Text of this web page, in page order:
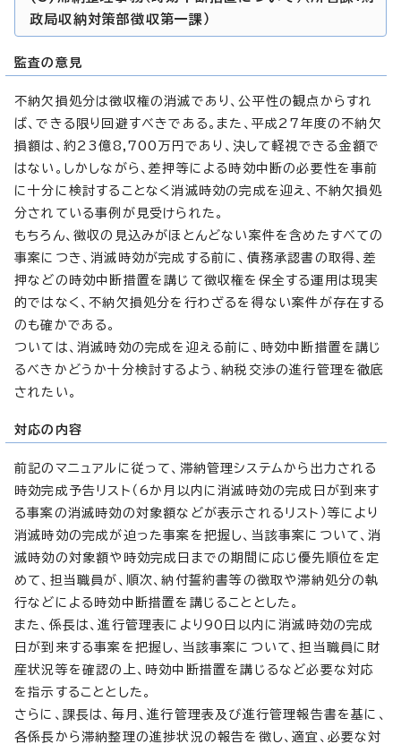
政局収納対策部徴収第一課）
監査の意見
不納欠損処分は徴収権の消滅であり、公平性の観点からすれ
ば、できる限り回避すべきである。また、平成27年度の不納欠
損額は、約23億8,700万円であり、決して軽視できる金額で
はない。しかしながら、差押等による時効中断の必要性を事前
に十分に検討することなく消滅時効の完成を迎え、不納欠損処
分されている事例が見受けられた。
もちろん、徴収の見込みがほとんどない案件を含めたすべての
事案につき、消滅時効が完成する前に、債務承認書の取得、差
押などの時効中断措置を講じて徴収権を保全する運用は現実
的ではなく、不納欠損処分を行わざるを得ない案件が存在する
のも確かである。
ついては、消滅時効の完成を迎える前に、時効中断措置を講じ
るべきかどうか十分検討するよう、納税交渉の進行管理を徹底
されたい。
対応の内容
前記のマニュアルに従って、滞納管理システムから出力される
時効完成予告リスト（6か月以内に消滅時効の完成日が到来す
る事案の消滅時効の対象額などが表示されるリスト）等により
消滅時効の完成が迫った事案を把握し、当該事案について、消
滅時効の対象額や時効完成日までの期間に応じ優先順位を定
めて、担当職員が、順次、納付誓約書等の徴取や滞納処分の執
行などによる時効中断措置を講じることとした。
また、係長は、進行管理表により90日以内に消滅時効の完成
日が到来する事案を把握し、当該事案について、担当職員に財
産状況等を確認の上、時効中断措置を講じるなど必要な対応
を指示することとした。
さらに、課長は、毎月、進行管理表及び進行管理報告書を基に、
各係長から滞納整理の進捗状況の報告を徴し、適宜、必要な対